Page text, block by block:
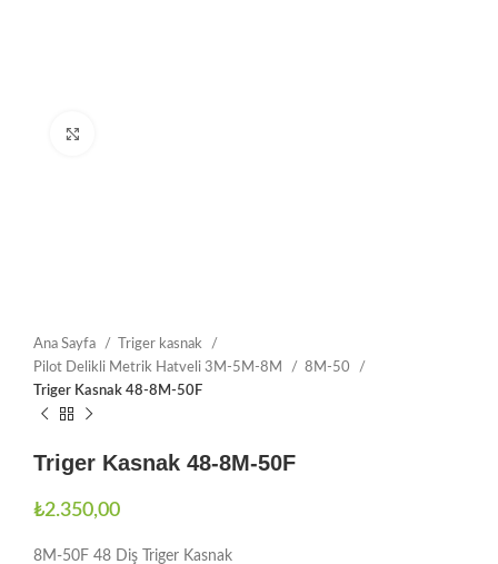
Ana Sayfa
Triger kasnak
Pilot Delikli Metrik Hatveli 3M-5M-8M
8M-50
Triger Kasnak 48-8M-50F
Triger Kasnak 48-8M-50F
₺2.350,00
8M-50F 48 Diş Triger Kasnak